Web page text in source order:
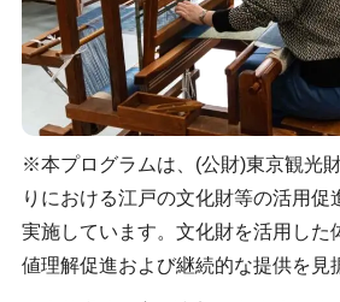
※本プログラムは、(公財)東京観光
りにおける江戸の文化財等の活用促
実施しています。文化財を活用した
値理解促進および継続的な提供を見